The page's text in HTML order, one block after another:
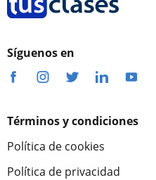
Síguenos en
Términos y condiciones
Política de cookies
Política de privacidad